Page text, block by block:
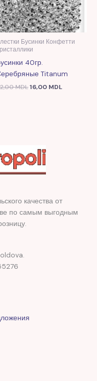
Бусинки Конфетти
40гр.
Titanum
MDL16,00 MDL
качества от
по самым выгодным